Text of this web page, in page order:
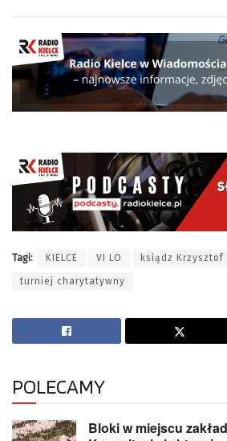
Tagi: KIELCE VI LO ksiądz Krzysztof
turniej charytatywny
POLECAMY
Bloki w miejscu